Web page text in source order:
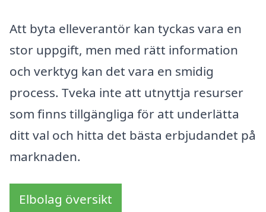
Att byta elleverantör kan tyckas vara en
stor uppgift, men med rätt information
och verktyg kan det vara en smidig
process. Tveka inte att utnyttja resurser
som finns tillgängliga för att underlätta
ditt val och hitta det bästa erbjudandet på
marknaden.
Elbolag översikt